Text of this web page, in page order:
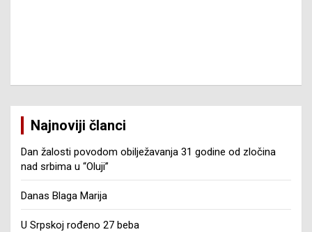
Najnoviji članci
Dan žalosti povodom obilježavanja 31 godine od zločina
nad srbima u “Oluji”
Danas Blaga Marija
U Srpskoj rođeno 27 beba